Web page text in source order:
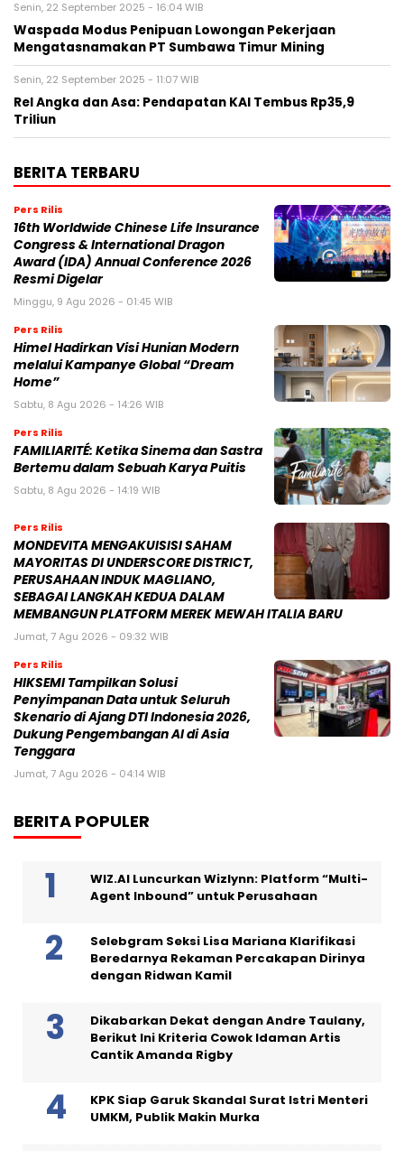
Senin, 22 September 2025 - 16:04 WIB
Waspada Modus Penipuan Lowongan Pekerjaan
Mengatasnamakan PT Sumbawa Timur Mining
Senin, 22 September 2025 - 11:07 WIB
Rel Angka dan Asa: Pendapatan KAI Tembus Rp35,9
Triliun
BERITA TERBARU
Pers Rilis
16th Worldwide Chinese Life Insurance
Congress & International Dragon
Award (IDA) Annual Conference 2026
Resmi Digelar
Minggu, 9 Agu 2026 - 01:45 WIB
Pers Rilis
Himel Hadirkan Visi Hunian Modern
melalui Kampanye Global “Dream
Home”
Sabtu, 8 Agu 2026 - 14:26 WIB
Pers Rilis
FAMILIARITÉ: Ketika Sinema dan Sastra
Bertemu dalam Sebuah Karya Puitis
Sabtu, 8 Agu 2026 - 14:19 WIB
Pers Rilis
MONDEVITA MENGAKUISISI SAHAM
MAYORITAS DI UNDERSCORE DISTRICT,
PERUSAHAAN INDUK MAGLIANO,
SEBAGAI LANGKAH KEDUA DALAM
MEMBANGUN PLATFORM MEREK MEWAH ITALIA BARU
Jumat, 7 Agu 2026 - 09:32 WIB
Pers Rilis
HIKSEMI Tampilkan Solusi
Penyimpanan Data untuk Seluruh
Skenario di Ajang DTI Indonesia 2026,
Dukung Pengembangan AI di Asia
Tenggara
Jumat, 7 Agu 2026 - 04:14 WIB
BERITA POPULER
WIZ.AI Luncurkan Wizlynn: Platform “Multi-
Agent Inbound” untuk Perusahaan
Selebgram Seksi Lisa Mariana Klarifikasi
Beredarnya Rekaman Percakapan Dirinya
dengan Ridwan Kamil
Dikabarkan Dekat dengan Andre Taulany,
Berikut Ini Kriteria Cowok Idaman Artis
Cantik Amanda Rigby
KPK Siap Garuk Skandal Surat Istri Menteri
UMKM, Publik Makin Murka